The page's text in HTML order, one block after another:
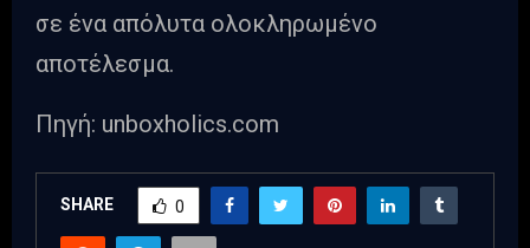
σε ένα απόλυτα ολοκληρωμένο
αποτέλεσμα.
Πηγή: unboxholics.com
SHARE 0